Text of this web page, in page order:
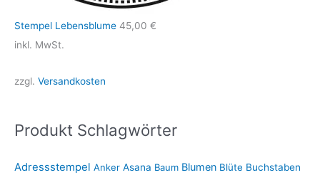
Stempel Lebensblume 45,00 €
inkl. MwSt.
zzgl. Versandkosten
Produkt Schlagwörter
Adressstempel Anker Asana Baum Blumen Blüte Buchstaben